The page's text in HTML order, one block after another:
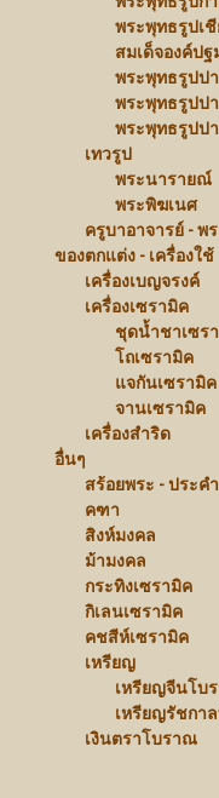
พระพุทธรูปเ
สมเด็จองค์ปฐ
พระพุทธรูปป
พระพุทธรูปป
พระพุทธรูปป
เทวรูป
พระนารายณ์
พระพิฆเนศ
ครูบาอาจารย์ - พร
ของตกแต่ง - เครื่องใช้
เครื่องเบญจรงค์
เครื่องเซรามิค
ชุดน้ำชาเซร
โถเซรามิค
แจกันเซรามิค
จานเซรามิค
เครื่องสำริด
อื่นๆ
สร้อยพระ - ประค
คฑา
สิงห์มงคล
ม้ามงคล
กระทิงเซรามิค
กิเลนเซรามิค
คชสีห์เซรามิค
เหรียญ
เหรียญจีนโบ
เหรียญรัชกา
เงินตราโบราณ